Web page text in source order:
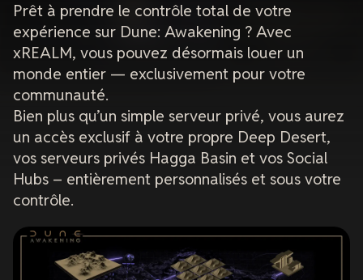
Prêt à prendre le contrôle total de votre
expérience sur Dune: Awakening ? Avec
xREALM, vous pouvez désormais louer un
monde entier — exclusivement pour votre
communauté.
Bien plus qu’un simple serveur privé, vous aurez
un accès exclusif à votre propre Deep Desert,
vos serveurs privés Hagga Basin et vos Social
Hubs – entièrement personnalisés et sous votre
contrôle.